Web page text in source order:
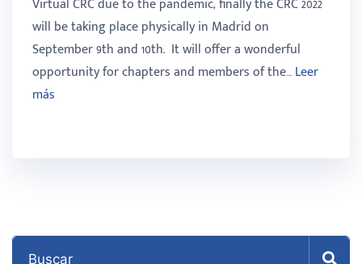
will be taking place physically in Madrid on
September 9th and 10th. It will offer a wonderful
opportunity for chapters and members of the…Leer
más